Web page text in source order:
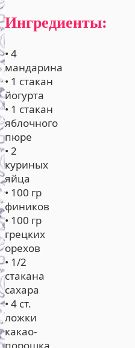
Ингредиенты:
• 4
мандарина
• 1 стакан
йогурта
• 1 стакан
яблочного
пюре
• 2
куриных
яйца
• 100 гр
фиников
• 100 гр
грецких
орехов
• 1/2
стакана
сахара
• 4 ст.
ложки
какао-
порошка